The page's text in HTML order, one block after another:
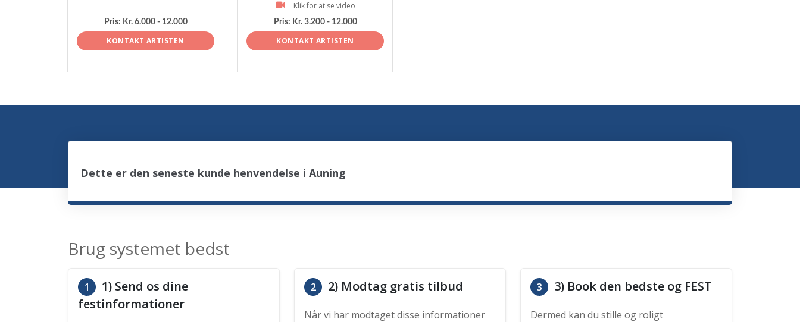
Pris: Kr. 6.000 - 12.000
KONTAKT ARTISTEN
Klik for at se video
Pris: Kr. 3.200 - 12.000
KONTAKT ARTISTEN
Dette er den seneste kunde henvendelse i Auning
Brug systemet bedst
1
1) Send os dine
festinformationer
2 2) Modtag gratis tilbud
Når vi har modtaget disse informationer
3 3) Book den bedste og FEST
Dermed kan du stille og roligt